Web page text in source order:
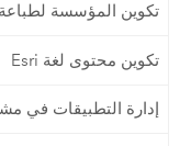
تكوين المؤسسة
تكوين محتوى لغة Esri
إدارة التطبيقات في